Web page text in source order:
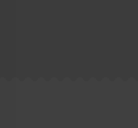
deine Bestellung